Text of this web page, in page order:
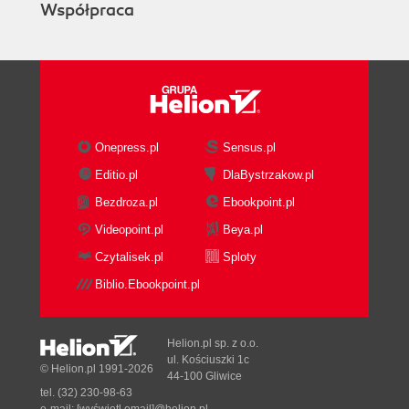
Krotki 107
nawiasów 107
Tworzenie krotek za pomocą funkcji tuple()
109
Powielanie elementów krotki za pomocą
znaku mnożenia 109
Iterowanie krotek za pomocą instrukcji for i in
109
Modyfikowanie krotek 110
kwadratowych 110
Tworzenie i przekształcanie list za pomocą
funkcji list() 111
Współpraca
Onepress.pl
Sensus.pl
Editio.pl
DlaBystrzakow.pl
Bezdroza.pl
Ebookpoint.pl
Videopoint.pl
Beya.pl
Czytalisek.pl
Sploty
Biblio.Ebookpoint.pl
© Helion.pl 1991-2026
Helion.pl sp. z o.o.
ul. Kościuszki 1c
44-100 Gliwice
tel. (32) 230-98-63